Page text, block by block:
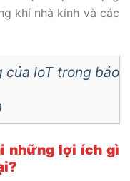
khí nhà kính và các
của IoT trong bảo
những lợi ích gì